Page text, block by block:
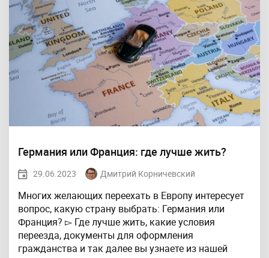
Германия или Франция: где лучше жить?
29.06.2023 Дмитрий Корничевский
Многих желающих переехать в Европу интересует
вопрос, какую страну выбрать: Германия или
Франция? ▻ Где лучше жить, какие условия
переезда, документы для оформления
гражданства и так далее вы узнаете из нашей